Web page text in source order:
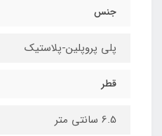
جنس
پلی پروپلین-پلاستیک
قطر
6.5 سانتی متر